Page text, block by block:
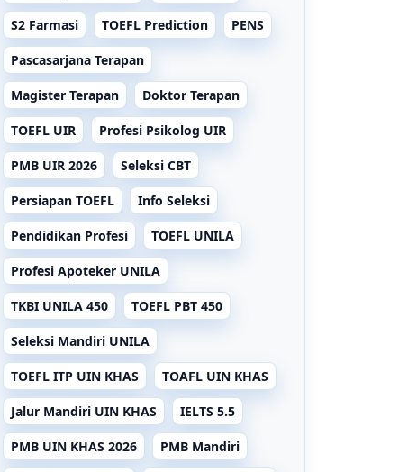
S2 Farmasi TOEFL Prediction PENS
Pascasarjana Terapan
Magister Terapan Doktor Terapan
TOEFL UIR Profesi Psikolog UIR
PMB UIR 2026 Seleksi CBT
Persiapan TOEFL Info Seleksi
Pendidikan Profesi TOEFL UNILA
Profesi Apoteker UNILA
TKBI UNILA 450 TOEFL PBT 450
Seleksi Mandiri UNILA
TOEFL ITP UIN KHAS TOAFL UIN KHAS
Jalur Mandiri UIN KHAS IELTS 5.5
PMB UIN KHAS 2026 PMB Mandiri